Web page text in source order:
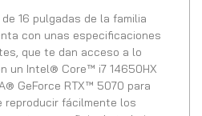
16 pulgadas de la familia
con unas especificaciones
que te dan acceso a lo
un Intel® Core™ i7 14650HX
GeForce RTX™ 5070 para
reproducir fácilmente los